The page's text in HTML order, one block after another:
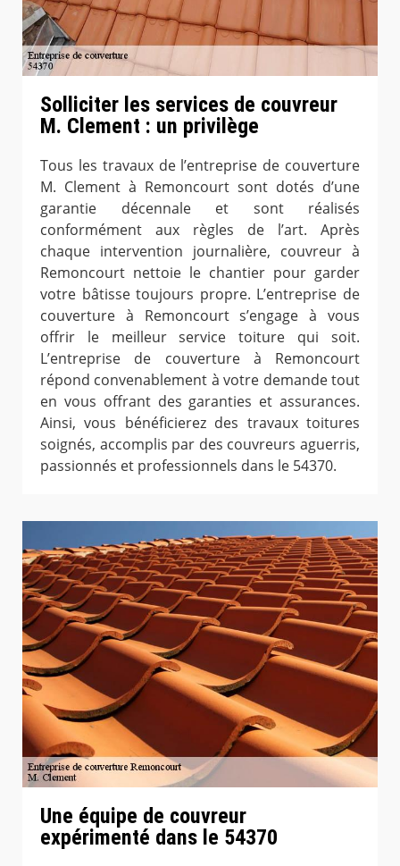
Solliciter les services de couvreur
M. Clement : un privilège
Tous les travaux de l’entreprise de couverture
M. Clement à Remoncourt sont dotés d’une
garantie décennale et sont réalisés
conformément aux règles de l’art. Après
chaque intervention journalière, couvreur à
Remoncourt nettoie le chantier pour garder
votre bâtisse toujours propre. L’entreprise de
couverture à Remoncourt s’engage à vous
offrir le meilleur service toiture qui soit.
L’entreprise de couverture à Remoncourt
répond convenablement à votre demande tout
en vous offrant des garanties et assurances.
Ainsi, vous bénéficierez des travaux toitures
soignés, accomplis par des couvreurs aguerris,
passionnés et professionnels dans le 54370.
Une équipe de couvreur
expérimenté dans le 54370